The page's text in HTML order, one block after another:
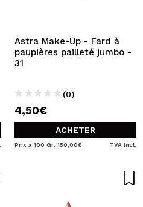
Astra Make-Up - Fard à
paupières pailleté jumbo -
31
(0)
4,50€
ACHETER
Prix x 100 Gr: 150,00€ TVA Incl.